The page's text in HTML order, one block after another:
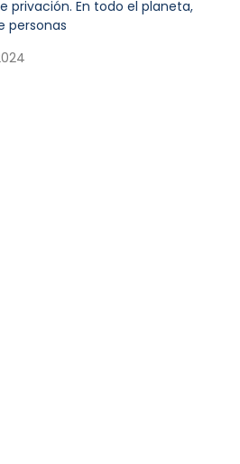
privación. En todo el planeta,
personas